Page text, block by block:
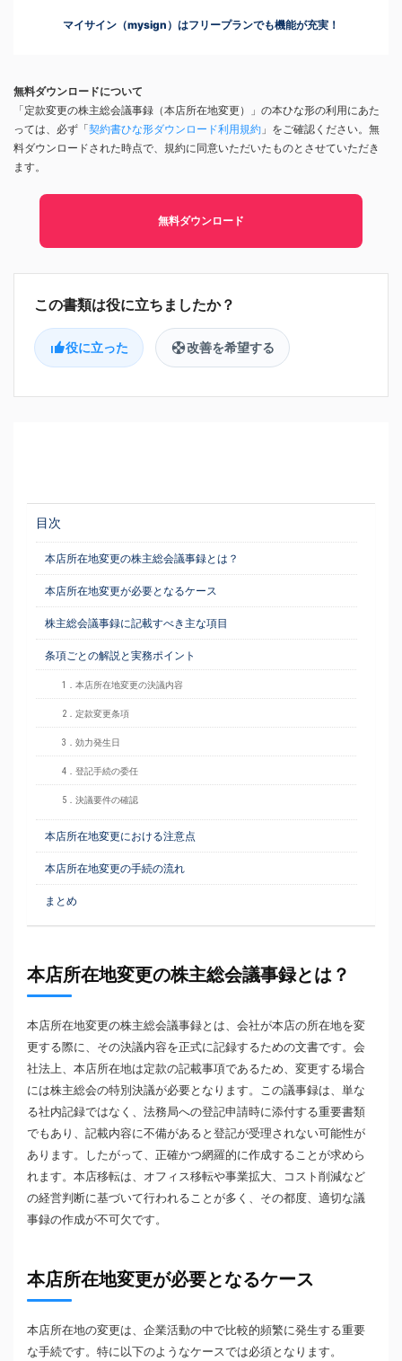
マイサイン（mysign）はフリープランでも機能が充実！
無料ダウンロードについて
「定款変更の株主総会議事録（本店所在地変更）」の本ひな形の利用にあた
っては、必ず「契約書ひな形ダウンロード利用規約 」をご確認ください。無
料ダウンロードされた時点で、規約に同意いただいたものとさせていただき
ます。
無料ダウンロード
役に立った 改善を希望する
目次
本店所在地変更の株主総会議事録とは？
本店所在地変更が必要となるケース
株主総会議事録に記載すべき主な項目
条項ごとの解説と実務ポイント
1．本店所在地変更の決議内容
2．定款変更条項
3．効力発生日
4．登記手続の委任
5．決議要件の確認
本店所在地変更における注意点
本店所在地変更の手続の流れ
まとめ
本店所在地変更の株主総会議事録とは？
本店所在地変更の株主総会議事録とは、会社が本店の所在地を変
更する際に、その決議内容を正式に記録するための文書です。会
社法上、本店所在地は定款の記載事項であるため、変更する場合
には株主総会の特別決議が必要となります。この議事録は、単な
る社内記録ではなく、法務局への登記申請時に添付する重要書類
でもあり、記載内容に不備があると登記が受理されない可能性が
あります。したがって、正確かつ網羅的に作成することが求めら
れます。本店移転は、オフィス移転や事業拡大、コスト削減など
の経営判断に基づいて行われることが多く、その都度、適切な議
事録の作成が不可欠です。
本店所在地変更が必要となるケース
本店所在地の変更は、企業活動の中で比較的頻繁に発生する重要
な手続です。特に以下のようなケースでは必須となります。